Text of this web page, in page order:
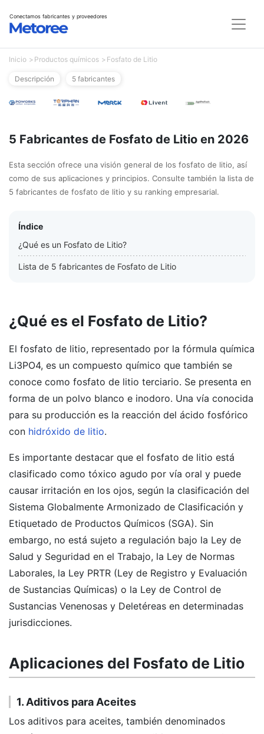
Conectamos fabricantes y proveedores
Inicio Productos químicos Fosfato de Litio
Descripción 5 fabricantes
5 Fabricantes de Fosfato de Litio en 2026
Esta sección ofrece una visión general de los fosfato de litio, así
como de sus aplicaciones y principios. Consulte también la lista de
5 fabricantes de fosfato de litio y su ranking empresarial.
Índice
¿Qué es un Fosfato de Litio?
Lista de 5 fabricantes de Fosfato de Litio
¿Qué es el Fosfato de Litio?
El fosfato de litio, representado por la fórmula química
Li3PO4, es un compuesto químico que también se
conoce como fosfato de litio terciario. Se presenta en
forma de un polvo blanco e inodoro. Una vía conocida
para su producción es la reacción del ácido fosfórico
con hidróxido de litio.
Es importante destacar que el fosfato de litio está
clasificado como tóxico agudo por vía oral y puede
causar irritación en los ojos, según la clasificación del
Sistema Globalmente Armonizado de Clasificación y
Etiquetado de Productos Químicos (SGA). Sin
embargo, no está sujeto a regulación bajo la Ley de
Salud y Seguridad en el Trabajo, la Ley de Normas
Laborales, la Ley PRTR (Ley de Registro y Evaluación
de Sustancias Químicas) o la Ley de Control de
Sustancias Venenosas y Deletéreas en determinadas
jurisdicciones.
Aplicaciones del Fosfato de Litio
1. Aditivos para Aceites
Los aditivos para aceites, también denominados